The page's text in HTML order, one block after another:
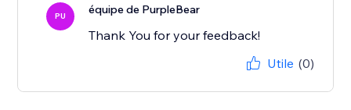
PU équipe de PurpleBear
Thank You for your feedback!
Utile (0)